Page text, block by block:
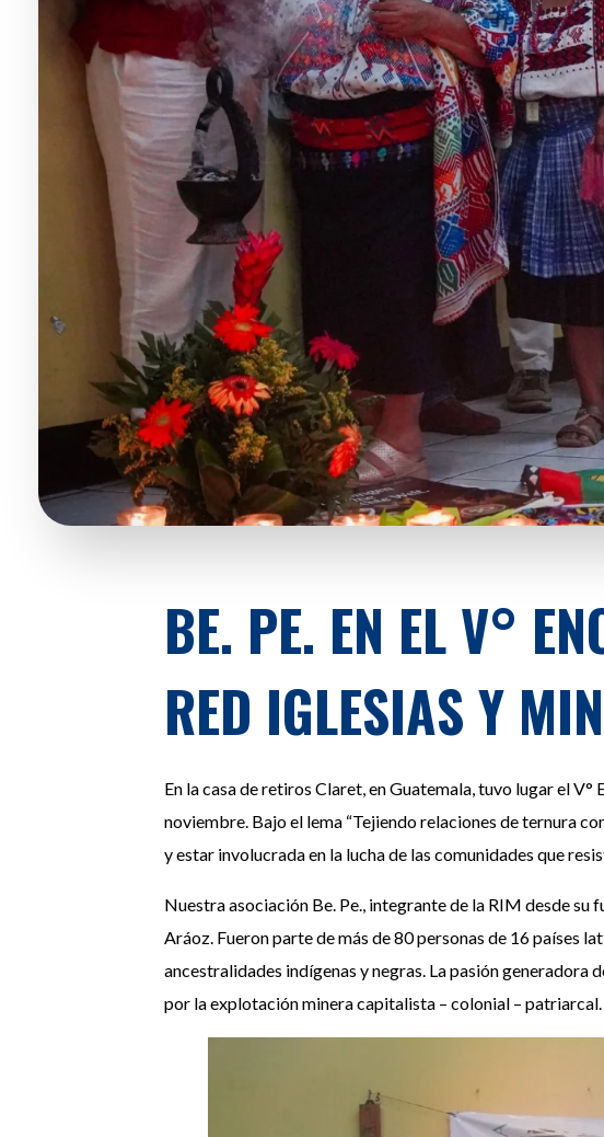
BE. PE. EN EL V°
RED IGLESIAS Y
En la casa de retiros Claret, en Guatemala, tuvo lugar el
noviembre. Bajo el lema “Tejiendo relaciones de ternura
y estar involucrada en la lucha de las comunidades que
Nuestra asociación Be. Pe., integrante de la RIM desde
Aráoz. Fueron parte de más de 80 personas de 16 países
ancestralidades indígenas y negras. La pasión generadora
por la explotación minera capitalista – colonial – patriarcal.